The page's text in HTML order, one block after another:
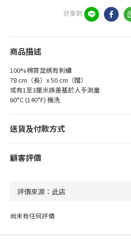
分享到
商品描述
100%棉質並綉有刺繡
78 cm（長）x 50 cm（闊）
或有1至3厘米誤差基於人手測量
60°C (140°F) 機洗
送貨及付款方式
顧客評價
尚未有任何評價